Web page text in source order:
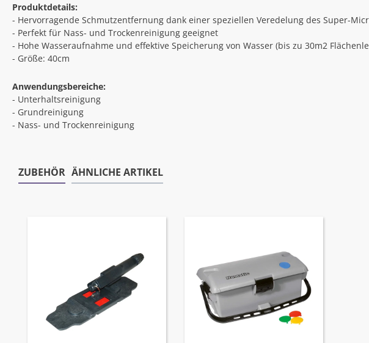
Produktdetails:
- Hervorragende Schmutzentfernung dank einer speziellen Veredelung des Super-
- Perfekt für Nass- und Trockenreinigung geeignet
- Hohe Wasseraufnahme und effektive Speicherung von Wasser (bis zu 30m2
- Größe: 40cm
Anwendungsbereiche:
- Unterhaltsreinigung
- Grundreinigung
- Nass- und Trockenreinigung
ZUBEHÖR ÄHNLICHE ARTIKEL